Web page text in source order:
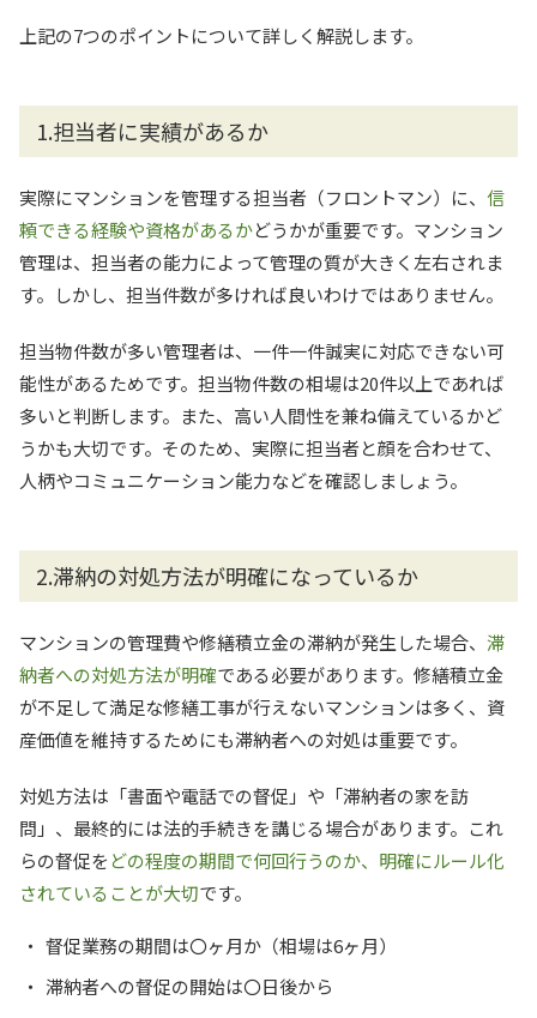
上記の7つのポイントについて詳しく解説します。
1.担当者に実績があるか
実際にマンションを管理する担当者（フロントマン）に、 信
頼できる経験や資格があるかどうかが重要です。マンション
管理は、担当者の能力によって管理の質が大きく左右されま
す。しかし、担当件数が多ければ良いわけではありません。
担当物件数が多い管理者は、一件一件誠実に対応できない可
能性があるためです。担当物件数の相場は20件以上であれば
多いと判断します。また、高い人間性を兼ね備えているかど
うかも大切です。そのため、実際に担当者と顔を合わせて、
人柄やコミュニケーション能力などを確認しましょう。
2.滞納の対処方法が明確になっているか
マンションの管理費や修繕積立金の滞納が発生した場合、 滞
納者への対処方法が明確である必要があります。修繕積立金
が不足して満足な修繕工事が行えないマンションは多く、資
産価値を維持するためにも滞納者への対処は重要です。
対処方法は「書面や電話での督促」や「滞納者の家を訪
問」、最終的には法的手続きを講じる場合があります。これ
らの督促を どの程度の期間で何回行うのか、明確にルール化
されていることが大切です。
督促業務の期間は〇ヶ月か（相場は6ヶ月）
滞納者への督促の開始は〇日後から